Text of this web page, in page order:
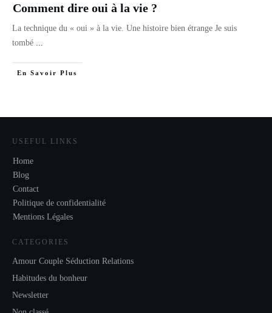
Comment dire oui à la vie ?
La technique du « oui » à la vie. Une histoire bien étrange Je suis
tombé
En Savoir Plus
USEFUL LINKS
Home
Blog
Contact
Politique de confidentialité
Mentions Légales
CATEGORIES
Amour Couple Séduction Relations
Habitudes du bonheur
Newsletter